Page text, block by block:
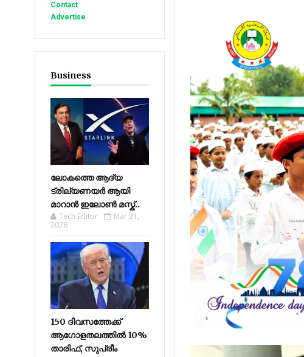
Contact
Advertise
Business
ലോകത്തെ ആദ്യ
ട്രില്യണയർ ആയി
മാറാൻ ഇലോൺ മസ്ക്..
Tech Editor
Mar 21,
2026
150 ദിവസത്തേക്ക്
ആഗോളതലത്തിൽ 10%
താരിഫ്, സുപ്രീം